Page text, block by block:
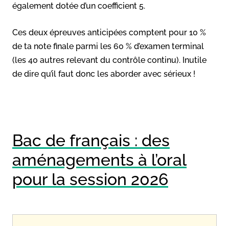
également dotée d’un coefficient 5.
Ces deux épreuves anticipées comptent pour 10 %
de ta note finale parmi les 60 % d’examen terminal
(les 40 autres relevant du contrôle continu). Inutile
de dire qu’il faut donc les aborder avec sérieux !
Bac de français : des
aménagements à l’oral
pour la session 2026